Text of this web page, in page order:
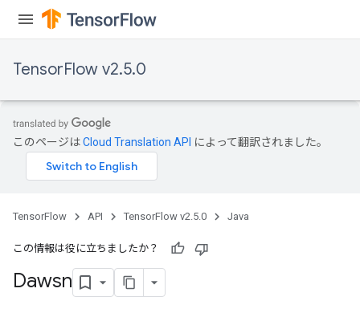
TensorFlow v2.5.0
このページはCloud Translation API によって翻訳されました。
TensorFlow API TensorFlow v2.5.0 Java
この情報は役に立ちましたか？
Dawsn